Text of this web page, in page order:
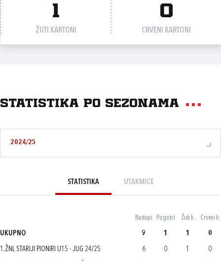
1
ŽUTI KARTONI
0
CRVENI KARTONI
Statistika po sezonama
2024/25
STATISTIKA UTAKMICE
Nastupi Pogotci Žuti k. Crveni k.
UKUPNO 9 1 1 0
1.ŽNL STARIJI PIONIRI U15 - JUG 24/25 6 0 1 0